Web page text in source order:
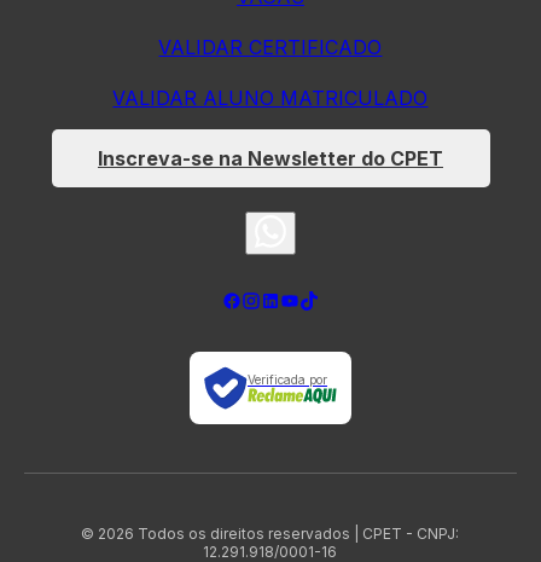
VALIDAR CERTIFICADO
VALIDAR ALUNO MATRICULADO
Inscreva-se na Newsletter do CPET
Verificada por
© 2026 Todos os direitos reservados | CPET - CNPJ:
12.291.918/0001-16